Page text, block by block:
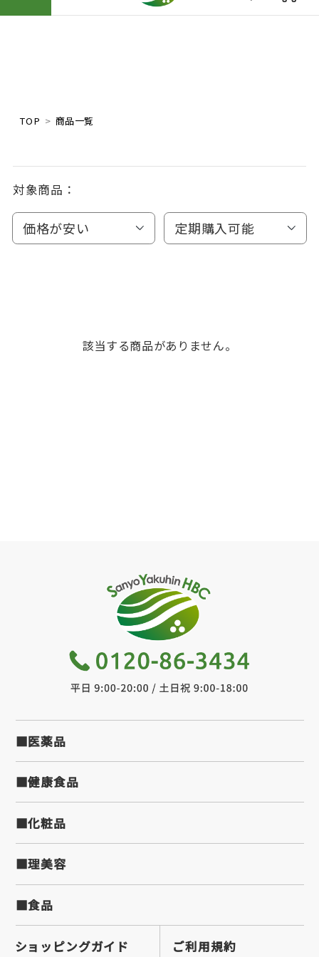
TOP 商品一覧
対象商品：
価格が安い 定期購入可能
該当する商品がありません。
■医薬品
■健康食品
■化粧品
■理美容
■食品
ショッピングガイド ご利用規約